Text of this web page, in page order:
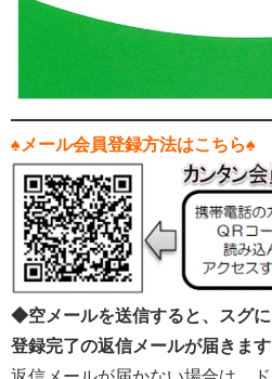
♠メール会員登録方法はこちら♠
◆空メールを送信すると、スグに
登録完了の返信メールが届きます